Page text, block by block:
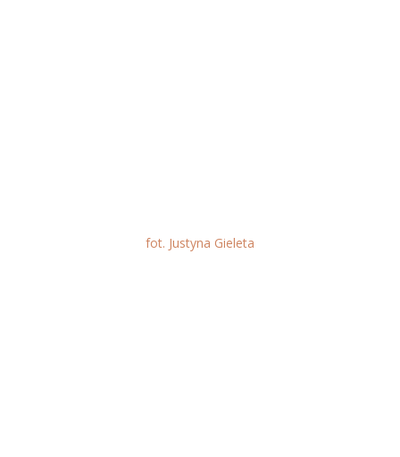
fot. Justyna Gieleta